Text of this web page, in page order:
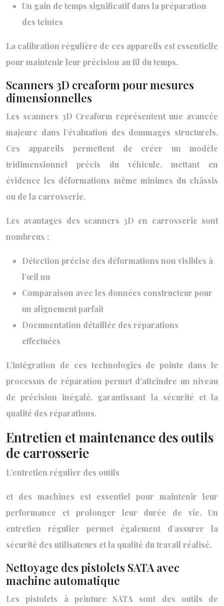
Un gain de temps significatif dans la préparation
des teintes
La calibration régulière de ces appareils est essentielle
pour maintenir leur précision au fil du temps.
Scanners 3D creaform pour mesures
dimensionnelles
Les scanners 3D Creaform représentent une avancée
majeure dans l’évaluation des dommages structurels.
Ces appareils permettent de créer un modèle
tridimensionnel précis du véhicule, mettant en
évidence les déformations même minimes du châssis
ou de la carrosserie.
Les avantages des scanners 3D en carrosserie sont
nombreux :
Détection précise des déformations non visibles à
l’œil nu
Comparaison avec les données constructeur pour
un alignement parfait
Documentation détaillée des réparations
effectuées
L’intégration de ces technologies de pointe dans le
processus de réparation permet d’atteindre un niveau
de précision inégalé, garantissant la sécurité et la
qualité des réparations.
Entretien et maintenance des outils
de carrosserie
L’entretien régulier des outils
et des machines est essentiel pour maintenir leur
performance et prolonger leur durée de vie. Un
entretien régulier permet également d’assurer la
sécurité des utilisateurs et la qualité du travail réalisé.
Nettoyage des pistolets SATA avec
machine automatique
Les pistolets à peinture SATA sont des outils de